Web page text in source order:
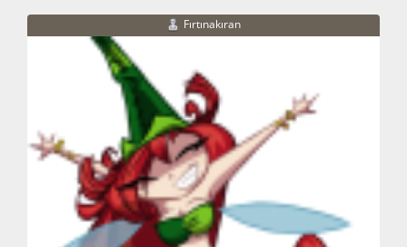
Fırtınakıran